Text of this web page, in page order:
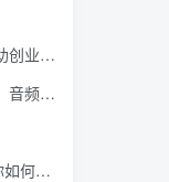
创业操盘手，年入百万的指导课，帮助创业者少走弯【登录可下载】
有声书进阶课，解锁声音赚钱的秘密，音频多渠道投放，复利营收
抖音音乐号+无人直播+u盘带货，教你如何通过抖音赚钱